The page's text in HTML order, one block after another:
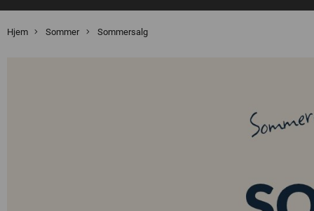
Hjem Sommer Sommersalg